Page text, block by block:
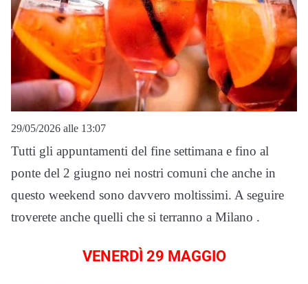
29/05/2026 alle 13:07
Tutti gli appuntamenti del fine settimana e fino al
ponte del 2 giugno nei nostri comuni che anche in
questo weekend sono davvero moltissimi. A seguire
troverete anche quelli che si terranno a Milano .
VENERDÌ 29 MAGGIO